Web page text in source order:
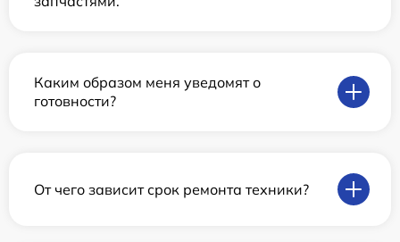
Каким образом меня уведомят о
готовности?
От чего зависит срок ремонта техники?